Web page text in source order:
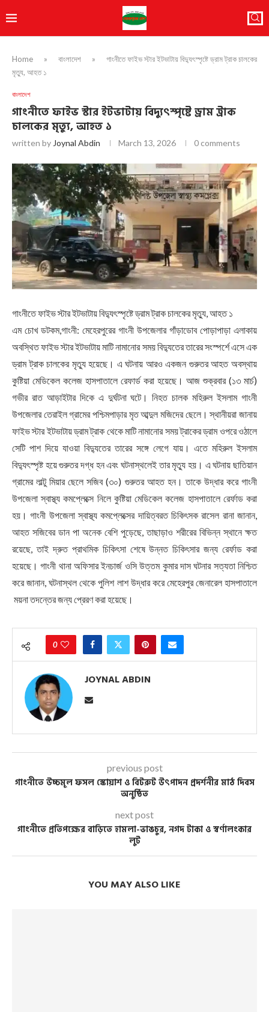
Home » বাংলাদেশ »
গাংনীতে ফাইভ স্টার ইটভাটায় বিদ্যুৎস্পৃষ্টে ড্রাম ট্রাক চালকের
মৃত্যু, আহত ১
বাংলাদেশ
গাংনীতে ফাইভ স্টার ইটভাটায় বিদ্যুৎস্পৃষ্টে ড্রাম ট্রাক
চালকের মৃত্যু, আহত ১
written by Joynal Abdin March 13, 2026 0 comments
গাংনীতে ফাইভ স্টার ইটভাটায় বিদ্যুৎস্পৃষ্টে ড্রাম ট্রাক চালকের মৃত্যু, আহত ১
এম চোখ ডটকম,গাংনী: মেহেরপুরের গাংনী উপজেলার গাঁড়াডোব পোড়াপাড়া এলাকায়
অবস্থিত ফাইভ স্টার ইটভাটায় মাটি নামানোর সময় বিদ্যুতের তারের সংস্পর্শে এসে এক
ড্রাম ট্রাক চালকের মৃত্যু হয়েছে। এ ঘটনায় আরও একজন গুরুতর আহত অবস্থায়
কুষ্টিয়া মেডিকেল কলেজ হাসপাতালে রেফার্ড করা হয়েছে। আজ শুক্রবার (১৩ মার্চ)
গভীর রাত আড়াইটার দিকে এ দুর্ঘটনা ঘটে। নিহত চালক মহিরুল ইসলাম গাংনী
উপজেলার তেরাইল গ্রামের পশ্চিমপাড়ার মৃত আব্দুল মজিদের ছেলে। স্থানীয়রা জানায়
ফাইভ স্টার ইটভাটায় ড্রাম ট্রাক থেকে মাটি নামানোর সময় ট্রাকের ড্রাম ওপরে ওঠালে
সেটি পাশ দিয়ে যাওয়া বিদ্যুতের তারের সঙ্গে লেগে যায়। এতে মহিরুল ইসলাম
বিদ্যুৎস্পৃষ্ট হয়ে গুরুতর দগ্ধ হন এবং ঘটনাস্থলেই তার মৃত্যু হয়। এ ঘটনায় ছাতিয়ান
গ্রামের লাল্টু মিয়ার ছেলে সজিব (৩০) গুরুতর আহত হন। তাকে উদ্ধার করে গাংনী
উপজেলা স্বাস্থ্য কমপ্লেক্সে নিলে কুষ্টিয়া মেডিকেল কলেজ হাসপাতালে রের্ফাড করা
হয়। গাংনী উপজেলা স্বাস্থ্য কমপ্লেক্সের দায়িত্বরত চিকিৎসক রাসেল রানা জানান,
আহত সজিবের ডান পা অনেক বেশি পুড়েছে, তাছাড়াও শরীরের বিভিন্ন স্থানে ক্ষত
রয়েছে, তাই দ্রুত প্রাথমিক চিকিৎসা শেষে উন্নত চিকিৎসার জন্য রের্ফাড করা
হয়েছে। গাংনী থানা অফিসার ইনচার্জ ওসি উত্তম কুমার দাস ঘটনার সত্যতা নিশ্চিত
করে জানান, ঘটনাস্থল থেকে পুলিশ লাশ উদ্ধার করে মেহেরপুর জেনারেল হাসপাতালে
ময়না তদন্তের জন্য প্রেরণ করা হয়েছে।
0
JOYNAL ABDIN
previous post
গাংনীতে উচ্চমূল ফসল স্কোয়াশ ও বিটরুট উৎপাদন প্রদর্শনীর মাঠ দিবস
অনুষ্ঠিত
next post
গাংনীতে প্রতিপক্ষের বাড়িতে হামলা-ভাঙচুর, নগদ টাকা ও স্বর্ণালংকার
লুট
YOU MAY ALSO LIKE